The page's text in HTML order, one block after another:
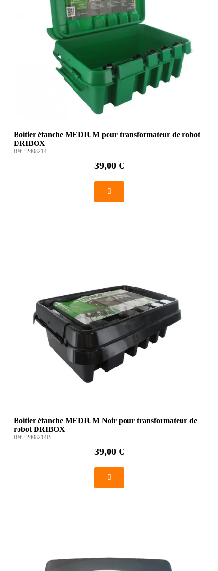
Boitier étanche MEDIUM pour transformateur de robot
DRIBOX
Réf : 2408214
39,00 €
Boitier étanche MEDIUM Noir pour transformateur de
robot DRIBOX
Réf : 2408214B
39,00 €